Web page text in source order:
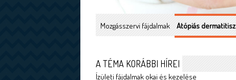
Mozgásszervi fájdalmak Atópiás dermatitisz
A TÉMA KORÁBBI HÍREI
Ízületi fájdalmak okai és kezelése